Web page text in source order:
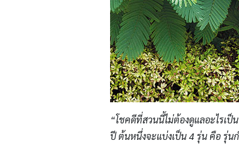
“โชคดีที่สวนนี้ไม่ต้องดูแลอะไรเ
ปี ต้นหนึ่งจะแบ่งเป็น 4 รุ่น คือ รุ่น